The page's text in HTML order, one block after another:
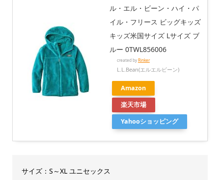
ル・エル・ビーン・ハイ・パ
イル・フリース ビッグキッズ
キッズ米国サイズ Lサイズ ブ
ルー 0TWL856006
created byRinker
L.L.Bean(エルエルビーン)
Amazon
楽天市場
Yahooショッピング
サイズ：S～XL ユニセックス